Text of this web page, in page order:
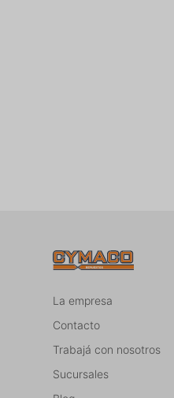
La empresa
Contacto
Trabajá con nosotros
Sucursales